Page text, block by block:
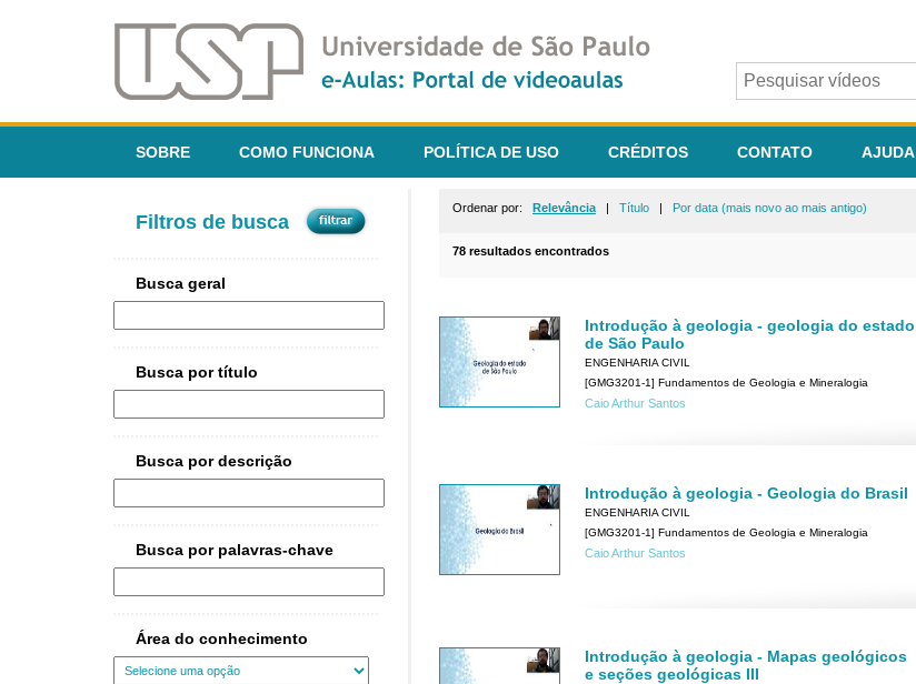
SOBRE COMO FUNCIONA POLÍTICA DE USO CRÉDITOS CONTATO AJUDA
Filtros de busca
Busca geral
Busca por título
Busca por descrição
Busca por palavras-chave
Área do conhecimento
Ordenar por: Relevância | Título | Por data (mais novo ao mais antigo)
78 resultados encontrados
Introdução à geologia - geologia do estado
de São Paulo
ENGENHARIA CIVIL
[GMG3201-1] Fundamentos de Geologia e Mineralogia
Caio Arthur Santos
Introdução à geologia - Geologia do Brasil
ENGENHARIA CIVIL
[GMG3201-1] Fundamentos de Geologia e Mineralogia
Caio Arthur Santos
Introdução à geologia - Mapas geológicos
e seções geológicas III